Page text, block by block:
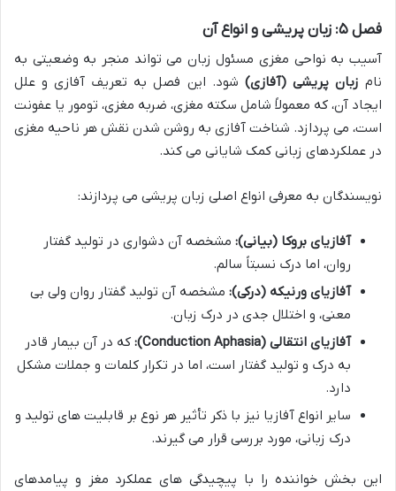
فصل ۵: زبان پریشی و انواع آن
آسیب به نواحی مغزی مسئول زبان می تواند منجر به وضعیتی به
نام زبان پریشی (آفازی) شود. این فصل به تعریف آفازی و علل
ایجاد آن، که معمولاً شامل سکته مغزی، ضربه مغزی، تومور یا عفونت
است، می پردازد. شناخت آفازی به روشن شدن نقش هر ناحیه مغزی
در عملکردهای زبانی کمک شایانی می کند.
نویسندگان به معرفی انواع اصلی زبان پریشی می پردازند:
آفازیای بروکا (بیانی): مشخصه آن دشواری در تولید گفتار
روان، اما درک نسبتاً سالم.
آفازیای ورنیکه (درکی): مشخصه آن تولید گفتار روان ولی بی
معنی، و اختلال جدی در درک زبان.
آفازیای انتقالی (Conduction Aphasia):
که در آن بیمار قادر
به درک و تولید گفتار است، اما در تکرار کلمات و جملات مشکل
دارد.
سایر انواع آفازیا نیز با ذکر تأثیر هر نوع بر قابلیت های تولید و
درک زبانی، مورد بررسی قرار می گیرند.
این بخش خواننده را با پیچیدگی های عملکرد مغز و پیامدهای